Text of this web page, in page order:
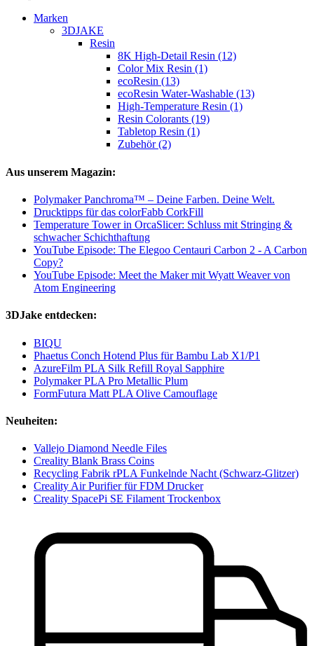
Marken
3DJAKE
Resin
8K High-Detail Resin (12)
Color Mix Resin (1)
ecoResin (13)
ecoResin Water-Washable (13)
High-Temperature Resin (1)
Resin Colorants (19)
Tabletop Resin (1)
Zubehör (2)
Aus unserem Magazin:
Polymaker Panchroma™ – Deine Farben. Deine Welt.
Drucktipps für das colorFabb CorkFill
Temperature Tower in OrcaSlicer: Schluss mit Stringing &
schwacher Schichthaftung
YouTube Episode: The Elegoo Centauri Carbon 2 - A Carbon
Copy?
YouTube Episode: Meet the Maker mit Wyatt Weaver von
Atom Engineering
3DJake entdecken:
BIQU
Phaetus Conch Hotend Plus für Bambu Lab X1/P1
AzureFilm PLA Silk Refill Royal Sapphire
Polymaker PLA Pro Metallic Plum
FormFutura Matt PLA Olive Camouflage
Neuheiten:
Vallejo Diamond Needle Files
Creality Blank Brass Coins
Recycling Fabrik rPLA Funkelnde Nacht (Schwarz-Glitzer)
Creality Air Purifier für FDM Drucker
Creality SpacePi SE Filament Trockenbox